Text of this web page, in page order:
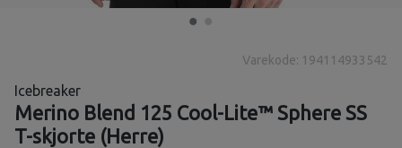
Varekode: 194114933542
Icebreaker
Merino Blend 125 Cool-Lite™ Sphere SS
T-skjorte (Herre)